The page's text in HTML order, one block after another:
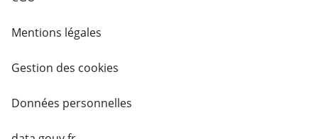
Mentions légales
Gestion des cookies
Données personnelles